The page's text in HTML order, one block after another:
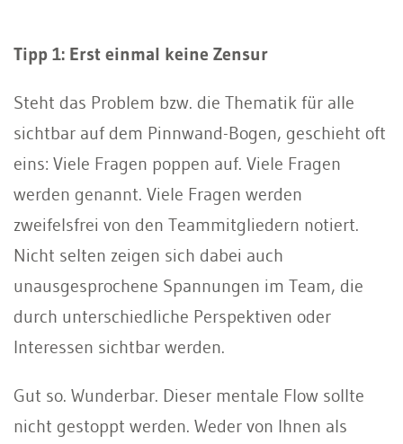
Tipp 1: Erst einmal keine Zensur
Steht das Problem bzw. die Thematik für alle
sichtbar auf dem Pinnwand-Bogen, geschieht oft
eins: Viele Fragen poppen auf. Viele Fragen
werden genannt. Viele Fragen werden
zweifelsfrei von den Teammitgliedern notiert.
Nicht selten zeigen sich dabei auch
unausgesprochene Spannungen im Team, die
durch unterschiedliche Perspektiven oder
Interessen sichtbar werden.
Gut so. Wunderbar. Dieser mentale Flow sollte
nicht gestoppt werden. Weder von Ihnen als